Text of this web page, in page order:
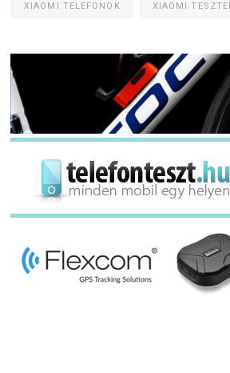
XIAOMI TELEFONOK XIAOMI